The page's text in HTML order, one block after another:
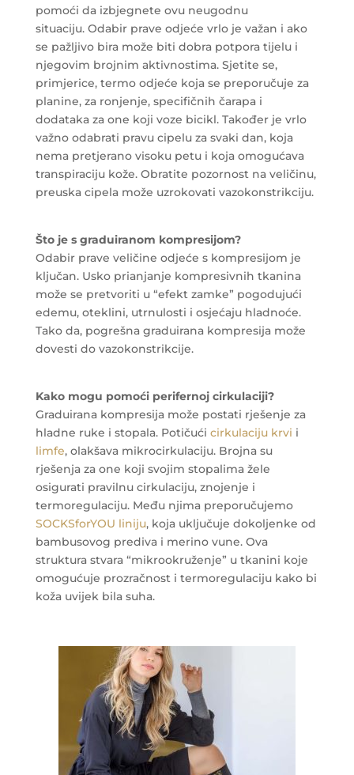
pomoći da izbjegnete ovu neugodnu
situaciju. Odabir prave odjeće vrlo je važan i ako
se pažljivo bira može biti dobra potpora tijelu i
njegovim brojnim aktivnostima. Sjetite se,
primjerice, termo odjeće koja se preporučuje za
planine, za ronjenje, specifičnih čarapa i
dodataka za one koji voze bicikl. Također je vrlo
važno odabrati pravu cipelu za svaki dan, koja
nema pretjerano visoku petu i koja omogućava
transpiraciju kože. Obratite pozornost na veličinu,
preuska cipela može uzrokovati vazokonstrikciju.
Što je s graduiranom kompresijom?
Odabir prave veličine odjeće s kompresijom je
ključan. Usko prianjanje kompresivnih tkanina
može se pretvoriti u “efekt zamke” pogodujući
edemu, oteklini, utrnulosti i osjećaju hladnoće.
Tako da, pogrešna graduirana kompresija može
dovesti do vazokonstrikcije.
Kako mogu pomoći perifernoj cirkulaciji?
Graduirana kompresija može postati rješenje za
hladne ruke i stopala. Potičući cirkulaciju krvi i
limfe, olakšava mikrocirkulaciju. Brojna su
rješenja za one koji svojim stopalima žele
osigurati pravilnu cirkulaciju, znojenje i
termoregulaciju. Među njima preporučujemo
SOCKSforYOU liniju, koja uključuje dokoljenke od
bambusovog prediva i merino vune. Ova
struktura stvara “mikrookruženje” u tkanini koje
omogućuje prozračnost i termoregulaciju kako bi
koža uvijek bila suha.